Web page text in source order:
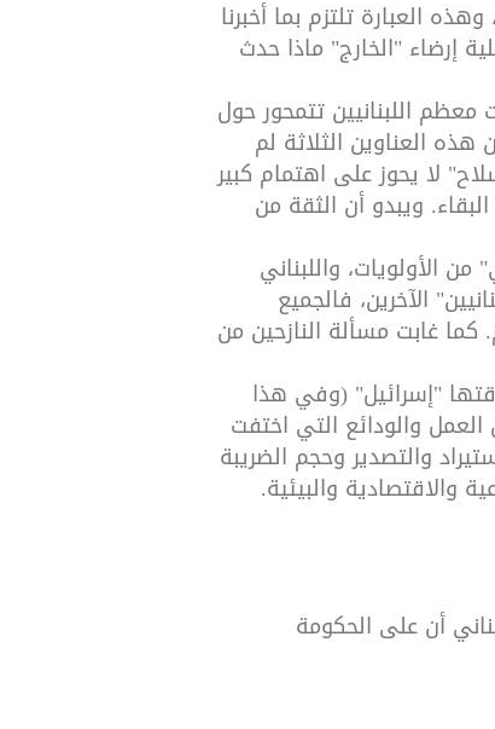
العبارة تلتزم بما أخبرنا
إرضاء "الخارج" ماذا حدث
2025)، يُظهر أنّ اهتمامات معظم اللبنانيين تتمحور حول
العناوين الثلاثة لم
لا يحوز على اهتمام كبير
ويبدو أن الثقة من
من الأولويات، واللبناني
الآخرين، فالجميع
غابت مسألة النازحين من
"إسرائيل" (وفي هذا
والودائع التي اختفت
والتصدير وحجم الضريبة
والاقتصادية والبيئية.
أن على الحكومة